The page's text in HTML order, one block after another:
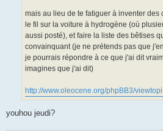
mais au lieu de te fatiguer à inventer des
le fil sur la voiture à hydrogène (où
aussi posté), et faire la liste des bêtises
convainquant (je ne prétends pas que
je pourrais répondre à ce que j'ai dit
imagines que j'ai dit)
http://www.oleocene.org/phpBB3/
youhou jeudi?